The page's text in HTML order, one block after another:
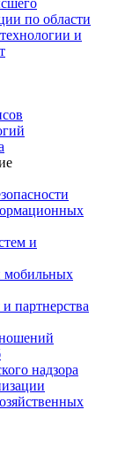
по области
и
и
мобильных
партнерства
надзора